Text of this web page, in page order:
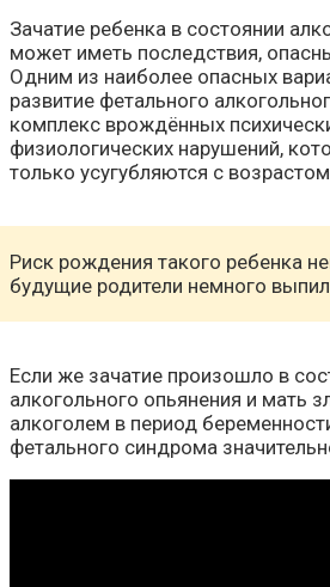
Зачатие ребенка в состоянии
может иметь последствия,
Одним из наиболее опасных
развитие фетального
комплекс врождённых
физиологических нарушений,
только усугубляются с
Риск рождения такого ребенка
будущие родители немного
Если же зачатие произошло в
алкогольного опьянения и мать
алкоголем в период
фетального синдрома